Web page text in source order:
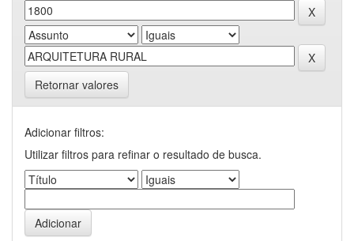
Retornar valores
Adicionar filtros:
Utilizar filtros para refinar o resultado de busca.